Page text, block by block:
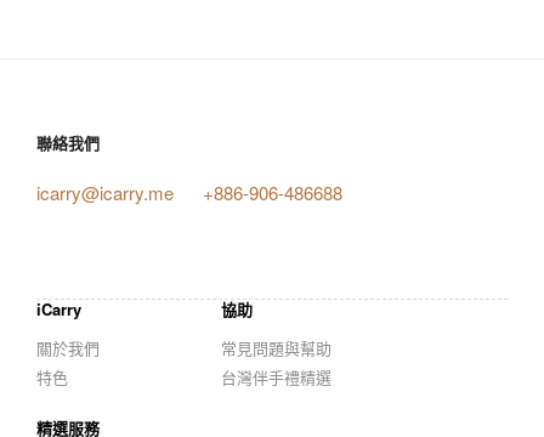
聯絡我們
icarry@icarry.me +886-906-486688
iCarry
關於我們
特色
協助
常見問題與幫助
台灣伴手禮精選
精選服務